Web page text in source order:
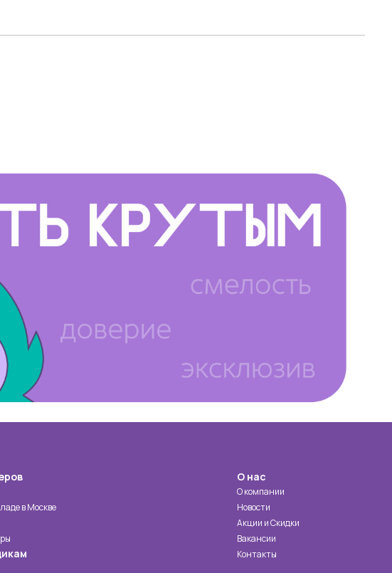
в Москве
О нас
О компании
Новости
Акции и Скидки
Вакансии
Контакты